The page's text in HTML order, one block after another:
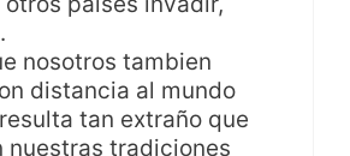
nosotros tambien
distancia al mundo
tan extraño que
nuestras tradiciones